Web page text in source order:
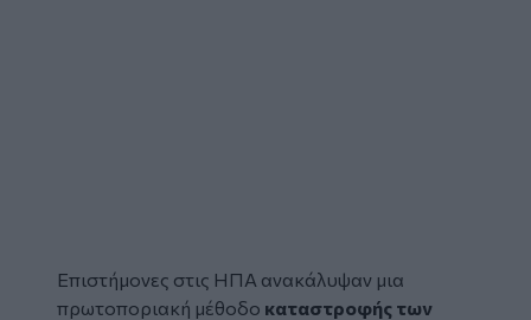
Επιστήμονες στις ΗΠΑ ανακάλυψαν μια
πρωτοποριακή μέθοδο καταστροφής των